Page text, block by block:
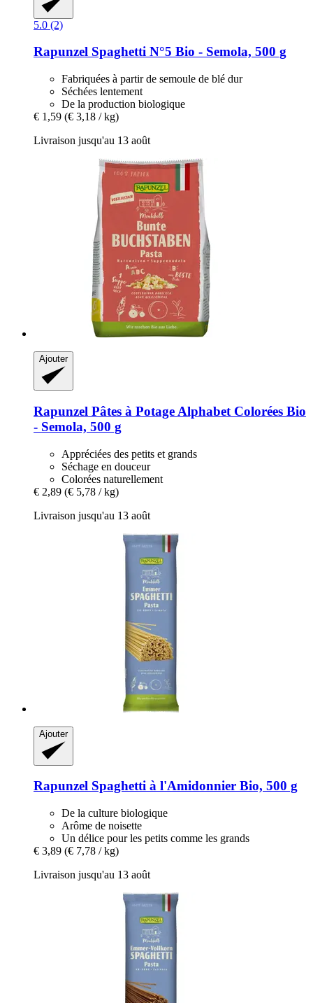
5.0 (2)
Rapunzel Spaghetti N°5 Bio -​ Semola, 500 g
Fabriquées à partir de semoule de blé dur
Séchées lentement
De la production biologique
€ 1,59 (€ 3,18 / kg)
Livraison jusqu'au 13 août
Ajouter
Rapunzel Pâtes à Potage Alphabet Colorées Bio
-​ Semola, 500 g
Appréciées des petits et grands
Séchage en douceur
Colorées naturellement
€ 2,89 (€ 5,78 / kg)
Livraison jusqu'au 13 août
Ajouter
Rapunzel Spaghetti à l'Amidonnier Bio, 500 g
De la culture biologique
Arôme de noisette
Un délice pour les petits comme les grands
€ 3,89 (€ 7,78 / kg)
Livraison jusqu'au 13 août